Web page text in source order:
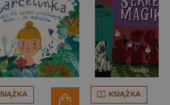
KSIĄŻKA